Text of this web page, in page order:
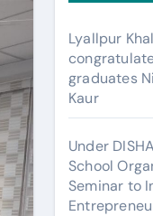
Lyallpur
graduates
Kaur
Under
School
Seminar to